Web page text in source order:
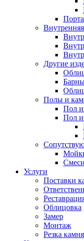
Другие
Полы и
Пол
Пол
Услуги
Поставки
Облицовка
Замер
Монтаж
Резка